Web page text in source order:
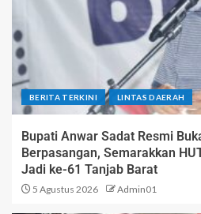
BERITA TERKINI LINTAS DAERAH
Bupati Anwar Sadat Resmi
Berpasangan, Semarakkan
Jadi ke-61 Tanjab Barat
5 Agustus 2026 Admin01